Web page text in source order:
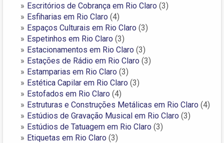
Escritórios de Cobrança em Rio Claro (3)
Esfiharias em Rio Claro (4)
Espaços Culturais em Rio Claro (3)
Espetinhos em Rio Claro (3)
Estacionamentos em Rio Claro (3)
Estações de Rádio em Rio Claro (3)
Estamparias em Rio Claro (3)
Estética Capilar em Rio Claro (3)
Estofados em Rio Claro (4)
Estruturas e Construções Metálicas em Rio Claro (4)
Estúdios de Gravação Musical em Rio Claro (3)
Estúdios de Tatuagem em Rio Claro (3)
Etiquetas em Rio Claro (3)